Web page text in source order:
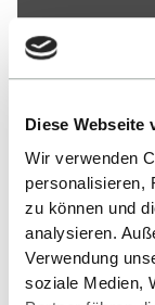
Diese Webseite
Wir verwenden
personalisieren,
zu können und
analysieren.
Verwendung
soziale Medien,